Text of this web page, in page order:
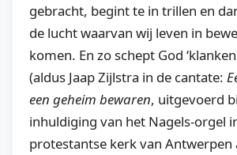
gebracht, begint te in trillen en
de lucht waarvan wij leven in
komen. En zo schept God
(aldus Jaap Zijlstra in de cantate:
een geheim bewaren, uitgevoerd
inhuldiging van het Nagels-orgel
protestantse kerk van Antwerpen